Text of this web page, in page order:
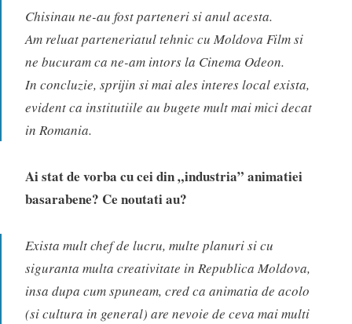
Chisinau ne-au fost parteneri si anul acesta.
Am reluat parteneriatul tehnic cu Moldova Film si
ne bucuram ca ne-am intors la Cinema Odeon.
In concluzie, sprijin si mai ales interes local exista,
evident ca institutiile au bugete mult mai mici decat
in Romania.
Ai stat de vorba cu cei din „industria” animatiei
basarabene? Ce noutati au?
Exista mult chef de lucru, multe planuri si cu
siguranta multa creativitate in Republica Moldova,
insa dupa cum spuneam, cred ca animatia de acolo
(si cultura in general) are nevoie de ceva mai multi